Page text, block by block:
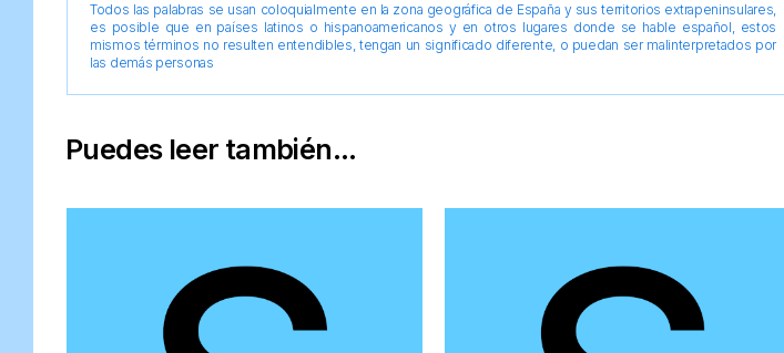
Todos las palabras se usan coloquialmente en la zona geográfica de España y sus territorios extrapeninsulares,
es posible que en países latinos o hispanoamericanos y en otros lugares donde se hable español, estos
mismos términos no resulten entendibles, tengan un significado diferente, o puedan ser malinterpretados por
las demás personas
Puedes leer también...